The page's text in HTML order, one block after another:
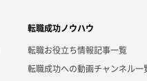
転職成功ノウハウ
転職お役立ち情報記事一覧
転職成功への動画チャンネル一